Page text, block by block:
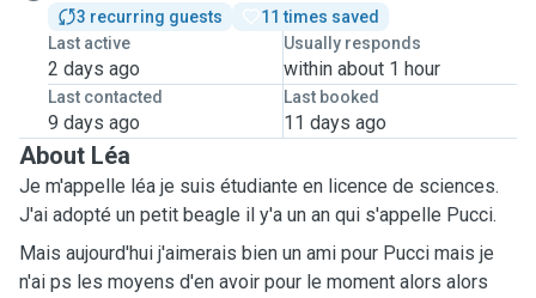
3 recurring guests
11 times saved
Last active
2 days ago
Usually responds
within about 1 hour
Last contacted
9 days ago
Last booked
11 days ago
About Léa
Je m'appelle léa je suis étudiante en licence de sciences.
J'ai adopté un petit beagle il y'a un an qui s'appelle Pucci.
Mais aujourd'hui j'aimerais bien un ami pour Pucci mais je
n'ai ps les moyens d'en avoir pour le moment alors alors